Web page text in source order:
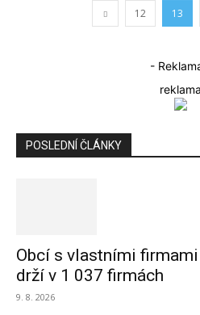
12 13
-
reklama
POSLEDNÍ ČLÁNKY
Obcí s vlastními
drží v 1 037 firmách
9. 8. 2026